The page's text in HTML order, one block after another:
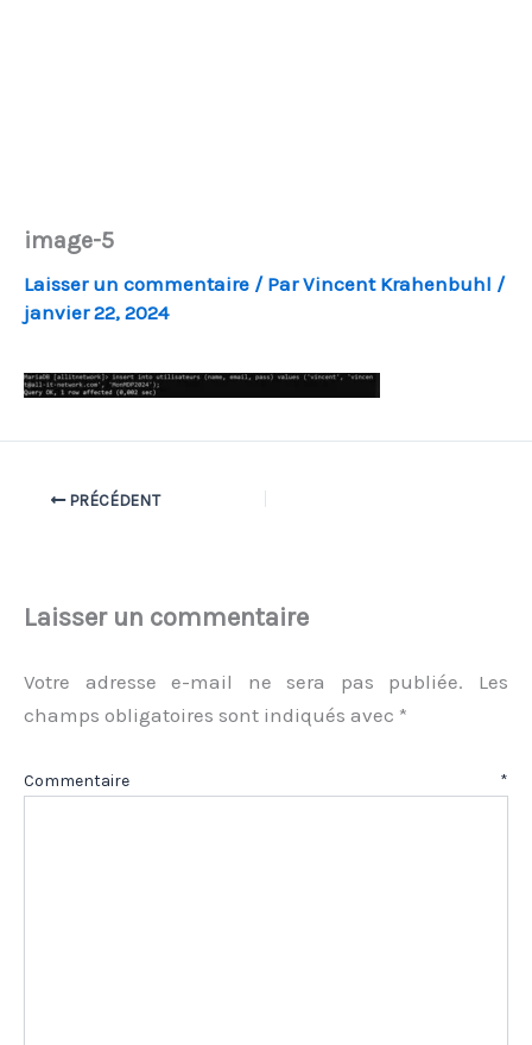
image-5
Laisser un commentaire / ParVincent Krahenbuhl /
janvier 22, 2024
PRÉCÉDENT
Laisser un commentaire
Votre adresse e-mail ne sera pas publiée.
Les
champs obligatoires sont indiqués avec *
Commentaire *